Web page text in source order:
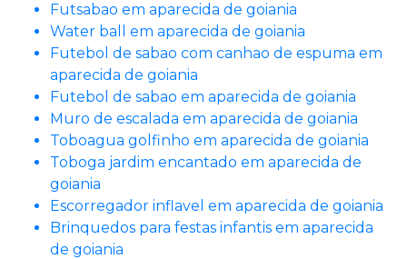
Futsabao em aparecida de goiania
Water ball em aparecida de goiania
Futebol de sabao com canhao de espuma em
aparecida de goiania
Futebol de sabao em aparecida de goiania
Muro de escalada em aparecida de goiania
Toboagua golfinho em aparecida de goiania
Toboga jardim encantado em aparecida de
goiania
Escorregador inflavel em aparecida de goiania
Brinquedos para festas infantis em aparecida
de goiania